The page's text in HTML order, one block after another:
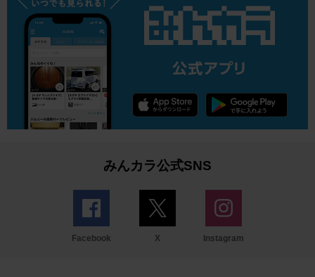
みんカラ公式SNS
Facebook X Instagram